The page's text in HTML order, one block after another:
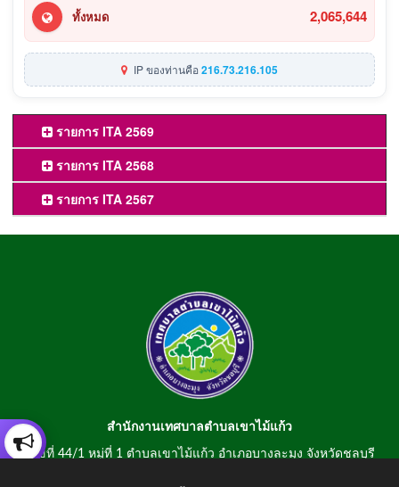
ทั้งหมด 2,065,644
IP ของท่านคือ216.73.216.105
รายการ ITA 2569
รายการ ITA 2568
รายการ ITA 2567
สำนักงานเทศบาลตำบลเขาไม้แก้ว
เลขที่ 44/1 หมู่ที่ 1 ตำบลเขาไม้แก้ว อำเภอบางละมุง จังหวัดชลบุรี